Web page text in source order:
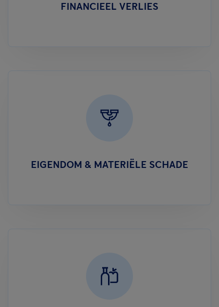
FINANCIEEL VERLIES
EIGENDOM & MATERIËLE SCHADE